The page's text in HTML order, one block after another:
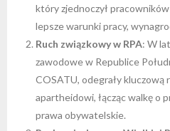
który zjednoczył
lepsze warunki pracy,
Ruch związkowy w RPA: W
zawodowe w Republice
COSATU, odegrały kluczową
apartheidowi, łącząc walkę o
prawa obywatelskie.